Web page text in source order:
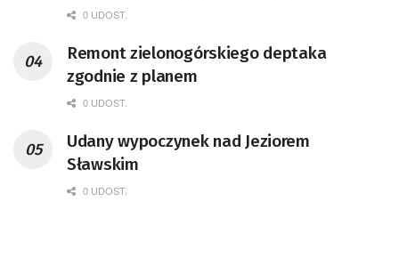
0 UDOST.
Remont zielonogórskiego deptaka
zgodnie z planem
0 UDOST.
Udany wypoczynek nad Jeziorem
Sławskim
0 UDOST.